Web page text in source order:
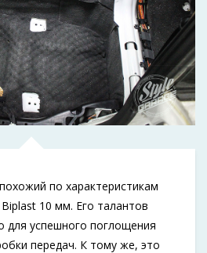
по характеристикам
10 мм. Его талантов
для успешного поглощения
передач. К тому же, это